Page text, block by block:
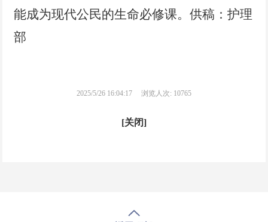
能成为现代公民的生命必修课。供稿：护理
部
2025/5/26 16:04:17 浏览人次: 10765
[关闭]